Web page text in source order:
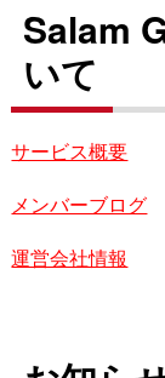
Salam
いて
サービス概要
メンバーブログ
運営会社情報